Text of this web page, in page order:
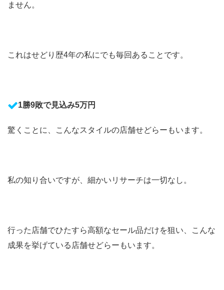
ません。
これはせどり歴4年の私にでも毎回あることです。
1勝9敗で見込み5万円
驚くことに、こんなスタイルの店舗せどらーもいます。
私の知り合いですが、細かいリサーチは一切なし。
行った店舗でひたすら高額なセール品だけを狙い、こんな
成果を挙げている店舗せどらーもいます。